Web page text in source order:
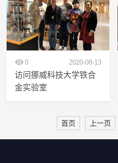
0 2020-08-13
访问挪威科技大学铁合
金实验室
首页 上一页